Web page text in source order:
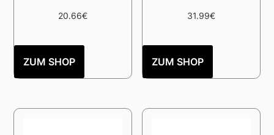
20.66€
ZUM SHOP
31.99€
ZUM SHOP